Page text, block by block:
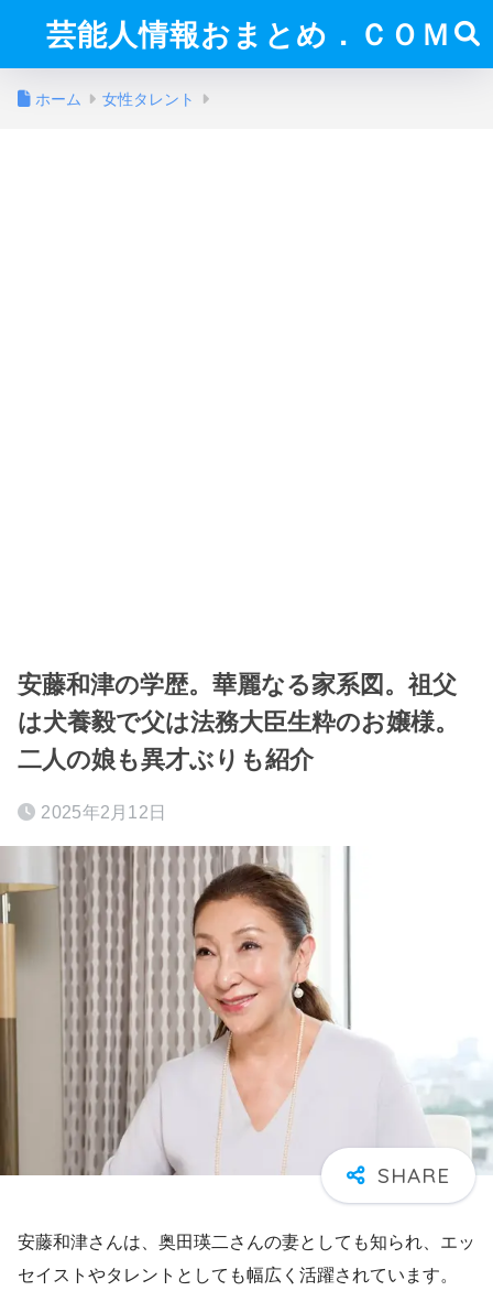
芸能人情報おまとめ．ＣＯＭ
ホーム 女性タレント
安藤和津の学歴。華麗なる家系図。祖父
は犬養毅で父は法務大臣生粋のお嬢様。
二人の娘も異才ぶりも紹介
2025年2月12日
安藤和津さんは、奥田瑛二さんの妻としても知られ、エッ
セイストやタレントとしても幅広く活躍されています。